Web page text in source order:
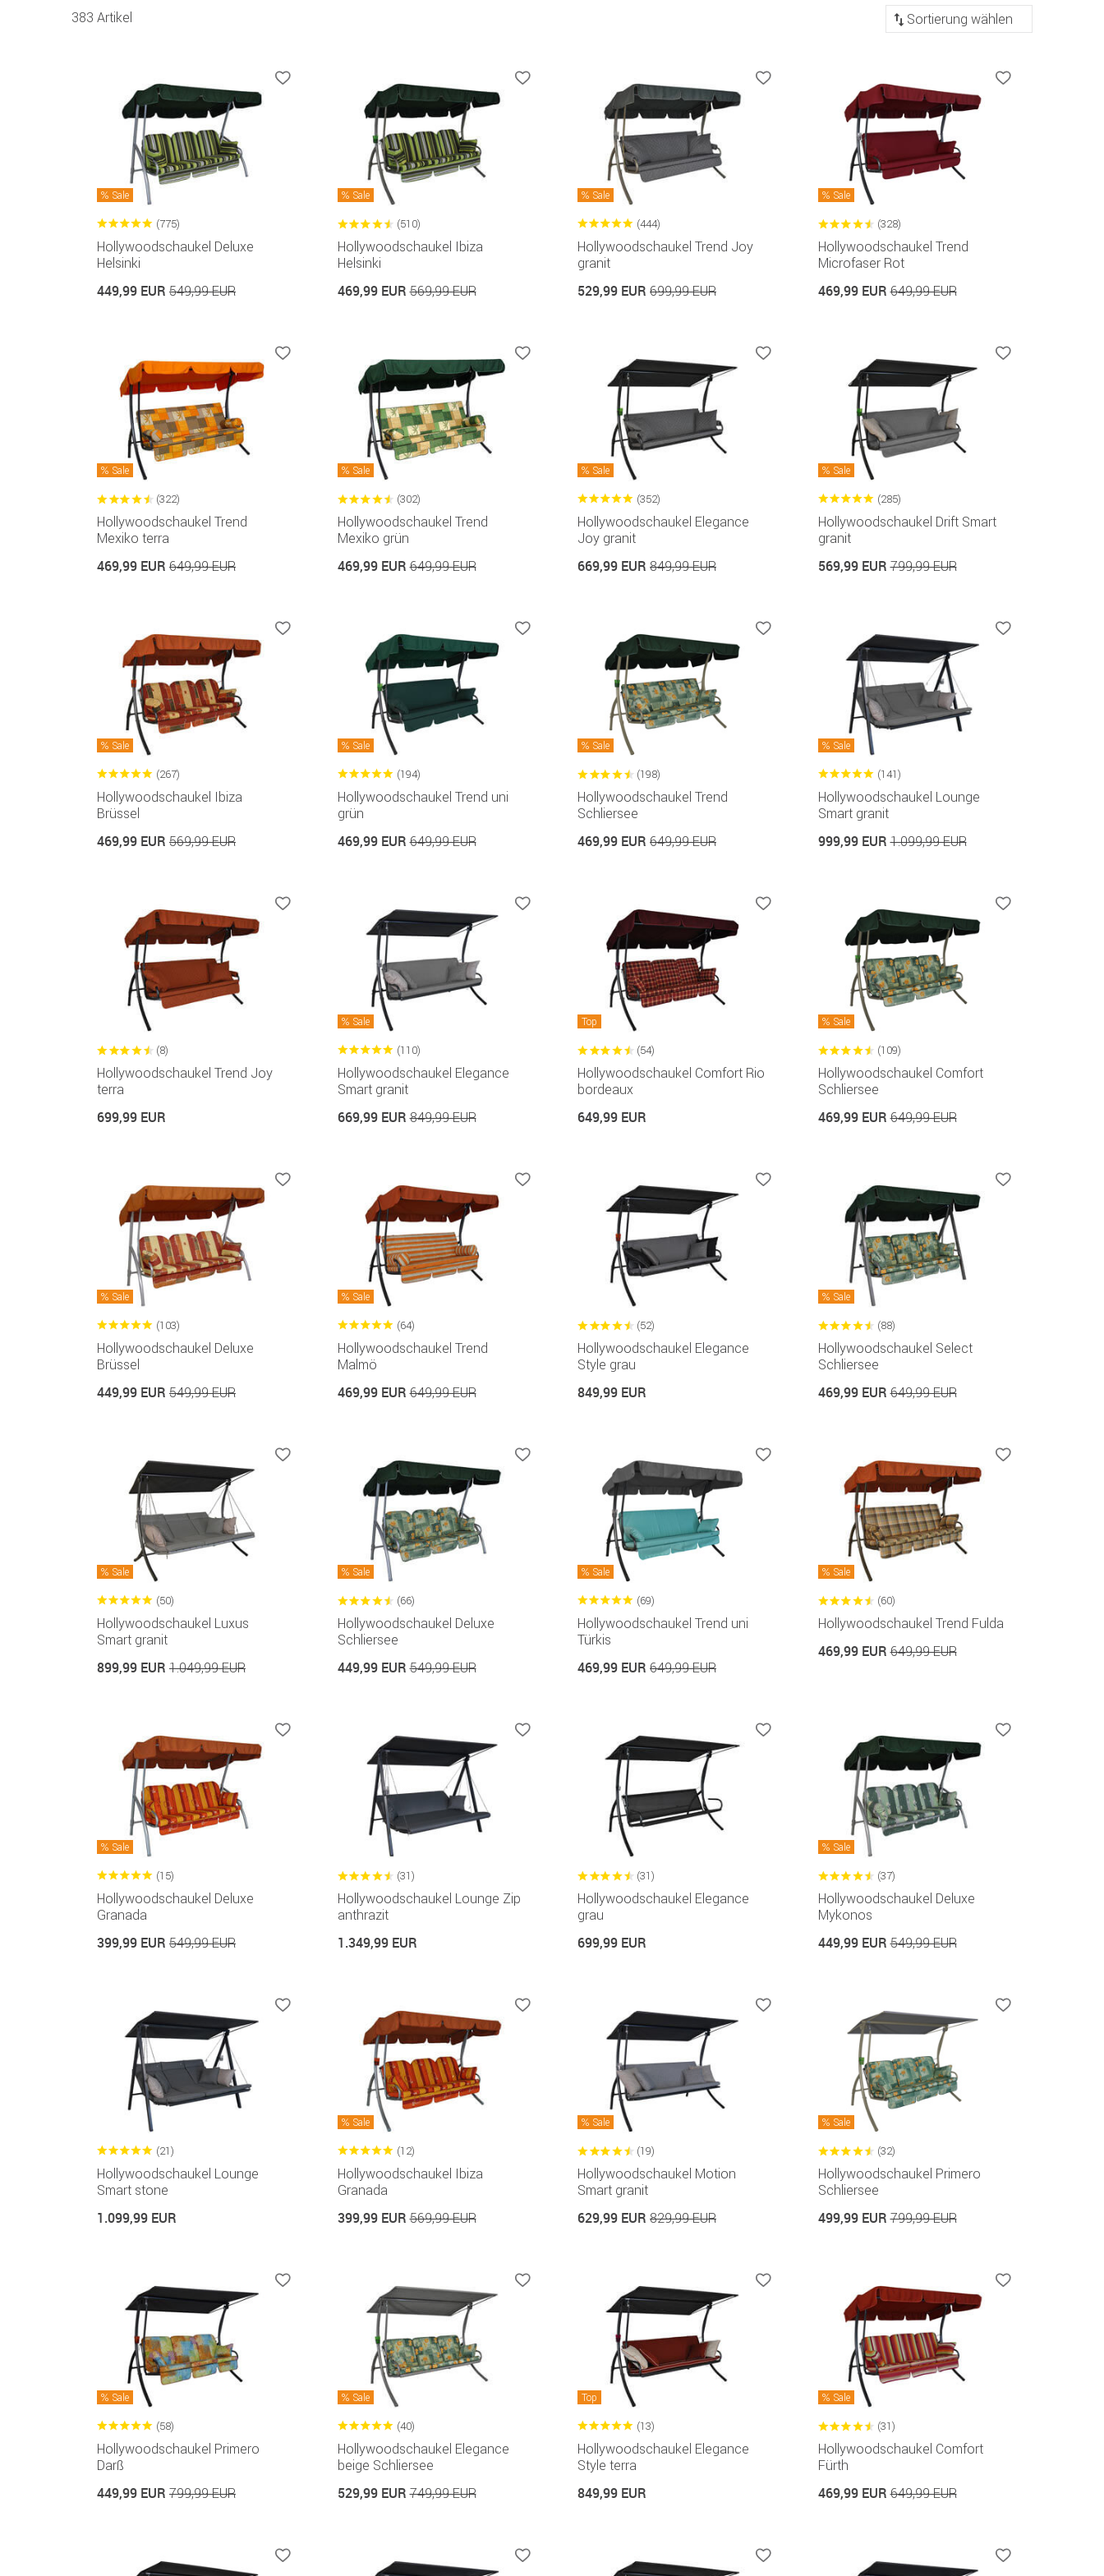
383 Artikel Sortierung
Sale
(775)
Hollywoodschaukel Deluxe
Helsinki
449,99 EUR 549,99 EUR
Sale
(510)
Hollywoodschaukel Ibiza
Helsinki
469,99 EUR569,99 EUR
Sale
(444)
Hollywoodschaukel Trend Joy
granit
529,99 EUR 699,99 EUR
Sale
(328)
Hollywoodschaukel Trend
Microfaser Rot
469,99 EUR649,99 EUR
Sale
(322)
Hollywoodschaukel Trend
Mexiko terra
469,99 EUR 649,99 EUR
Sale
(302)
Hollywoodschaukel Trend
Mexiko grün
469,99 EUR649,99 EUR
Sale
(352)
Hollywoodschaukel Elegance
Joy granit
669,99 EUR 849,99 EUR
Sale
(285)
Hollywoodschaukel Drift Smart
granit
569,99 EUR799,99 EUR
Sale
(267)
Hollywoodschaukel Ibiza
Brüssel
469,99 EUR 569,99 EUR
Sale
(194)
Hollywoodschaukel Trend uni
grün
469,99 EUR649,99 EUR
Sale
(198)
Hollywoodschaukel Trend
Schliersee
469,99 EUR 649,99 EUR
Sale
(141)
Hollywoodschaukel Lounge
Smart granit
999,99 EUR1.099,99 EUR
(8)
Hollywoodschaukel Trend Joy
terra
699,99 EUR
Sale
(110)
Hollywoodschaukel Elegance
Smart granit
669,99 EUR849,99 EUR
Top
(54)
Hollywoodschaukel Comfort Rio
bordeaux
649,99 EUR
Sale
(109)
Hollywoodschaukel Comfort
Schliersee
469,99 EUR649,99 EUR
Sale
(103)
Hollywoodschaukel Deluxe
Brüssel
449,99 EUR 549,99 EUR
Sale
(64)
Hollywoodschaukel Trend
Malmö
469,99 EUR649,99 EUR
(52)
Hollywoodschaukel Elegance
Style grau
849,99 EUR
Sale
(88)
Hollywoodschaukel Select
Schliersee
469,99 EUR649,99 EUR
Sale
(50)
Hollywoodschaukel Luxus
Smart granit
899,99 EUR 1.049,99 EUR
Sale
(66)
Hollywoodschaukel Deluxe
Schliersee
449,99 EUR549,99 EUR
Sale
(69)
Hollywoodschaukel Trend uni
Türkis
469,99 EUR 649,99 EUR
Sale
(60)
Hollywoodschaukel Trend Fulda
469,99 EUR649,99 EUR
Sale
(15)
Hollywoodschaukel Deluxe
Granada
399,99 EUR 549,99 EUR
(31)
Hollywoodschaukel Lounge Zip
anthrazit
1.349,99 EUR
(31)
Hollywoodschaukel Elegance
grau
699,99 EUR
Sale
(37)
Hollywoodschaukel Deluxe
Mykonos
449,99 EUR549,99 EUR
(21)
Hollywoodschaukel Lounge
Smart stone
1.099,99 EUR
Sale
(12)
Hollywoodschaukel Ibiza
Granada
399,99 EUR569,99 EUR
Sale
(19)
Hollywoodschaukel Motion
Smart granit
629,99 EUR 829,99 EUR
Sale
(32)
Hollywoodschaukel Primero
Schliersee
499,99 EUR799,99 EUR
Sale
(58)
Hollywoodschaukel Primero
Darß
449,99 EUR 799,99 EUR
Sale
(40)
Hollywoodschaukel Elegance
beige Schliersee
529,99 EUR749,99 EUR
Top
(13)
Hollywoodschaukel Elegance
Style terra
849,99 EUR
Sale
(31)
Hollywoodschaukel Comfort
Fürth
469,99 EUR649,99 EUR